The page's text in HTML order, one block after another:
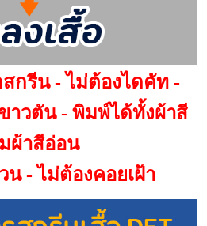
กรีน - ไม่ต้องไดคัท -
าวตัน - พิมพ์ได้ทั้งผ้าสี
ผ้าสีอ่อน
- ไม่ต้องคอยเฝ้า